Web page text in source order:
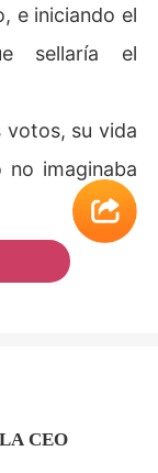
e iniciando el
sellaría el
votos, su vida
no imaginaba
CEO